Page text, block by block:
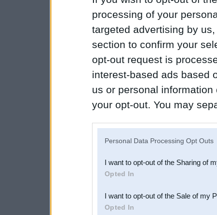
processing of your
targeted advertising by
section to confirm your
opt-out request is
interest-based ads based
us or personal
your opt-out. You may
Downstream Participants
third parties.
Personal Data Processing Opt Outs
I want to opt-out of the Sharing of
Opted In
I want to opt-out of the Sale of my
Opted In